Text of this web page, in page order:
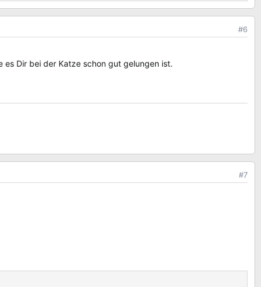
#6
Dir bei der Katze schon gut gelungen ist.
#7